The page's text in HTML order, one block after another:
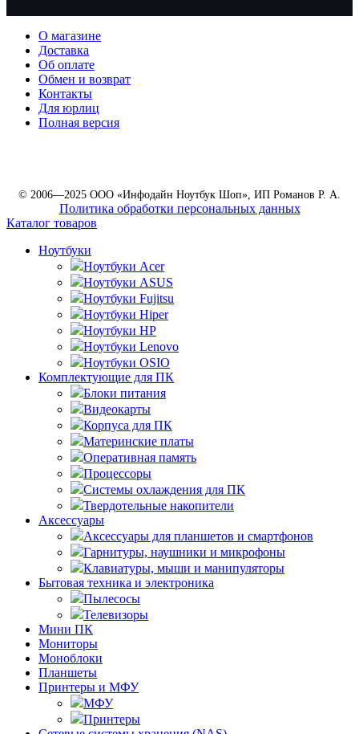
О магазине
Доставка
Об оплате
Обмен и возврат
Контакты
Для юрлиц
Полная версия
© 2006—2025 ООО «Инфодайн Ноутбук Шоп», ИП Романов Р. А.
Политика обработки персональных данных
Каталог товаров
Ноутбуки
Ноутбуки Acer
Ноутбуки ASUS
Ноутбуки Fujitsu
Ноутбуки Hiper
Ноутбуки HP
Ноутбуки Lenovo
Ноутбуки OSIO
Комплектующие для ПК
Блоки питания
Видеокарты
Корпуса для ПК
Материнские платы
Оперативная память
Процессоры
Системы охлаждения для ПК
Твердотельные накопители
Аксессуары
Аксессуары для планшетов и смартфонов
Гарнитуры, наушники и микрофоны
Клавиатуры, мыши и манипуляторы
Бытовая техника и электроника
Пылесосы
Телевизоры
Мини ПК
Мониторы
Моноблоки
Планшеты
Принтеры и МФУ
МФУ
Принтеры